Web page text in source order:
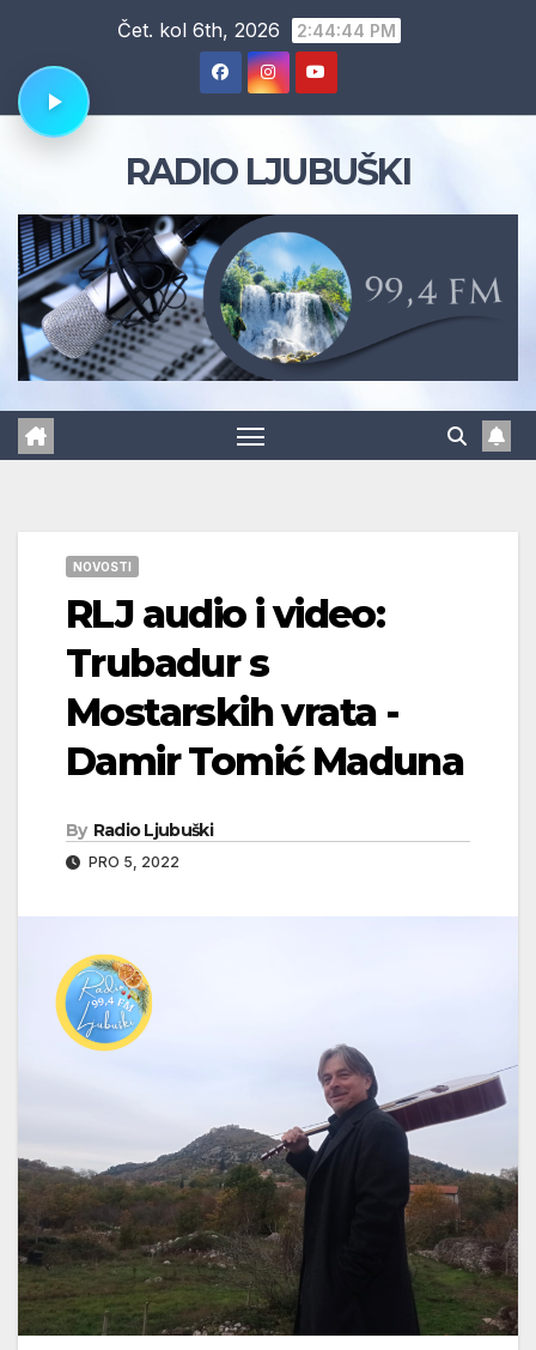
content
Čet. kol 6th, 2026 2:44:45 PM
RADIO LJUBUŠKI
NOVOSTI
RLJ audio i video:
Trubadur s
Mostarskih vrata -
Damir Tomić Maduna
By Radio Ljubuški
PRO 5, 2022